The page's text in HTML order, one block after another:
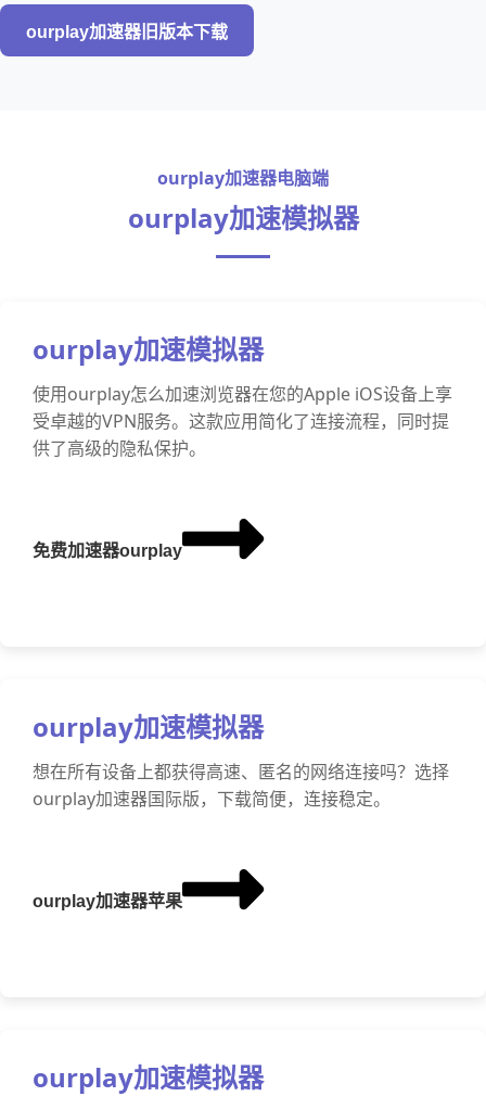
ourplay加速器旧版本下载
ourplay加速器电脑端
ourplay加速模拟器
ourplay加速模拟器
使用ourplay怎么加速浏览器在您的Apple iOS设备上享
受卓越的VPN服务。这款应用简化了连接流程，同时提
供了高级的隐私保护。
免费加速器ourplay
ourplay加速模拟器
想在所有设备上都获得高速、匿名的网络连接吗？选择
ourplay加速器国际版，下载简便，连接稳定。
ourplay加速器苹果
ourplay加速模拟器